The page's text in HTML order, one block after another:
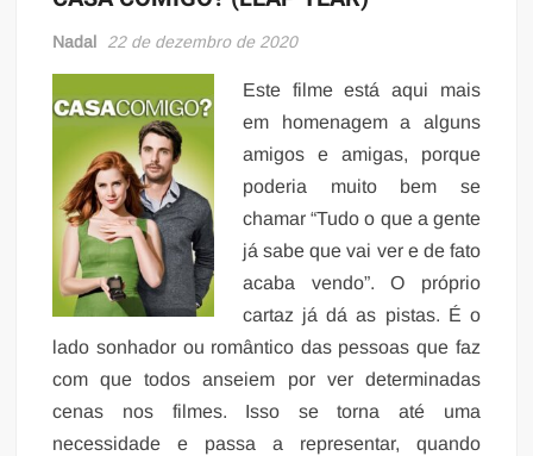
Nadal 22 de dezembro de 2020
Este filme está aqui mais
em homenagem a alguns
amigos e amigas, porque
poderia muito bem se
chamar “Tudo o que a gente
já sabe que vai ver e de fato
acaba vendo”. O próprio
cartaz já dá as pistas. É o
lado sonhador ou romântico das pessoas que faz
com que todos anseiem por ver determinadas
cenas nos filmes. Isso se torna até uma
necessidade e passa a representar, quando